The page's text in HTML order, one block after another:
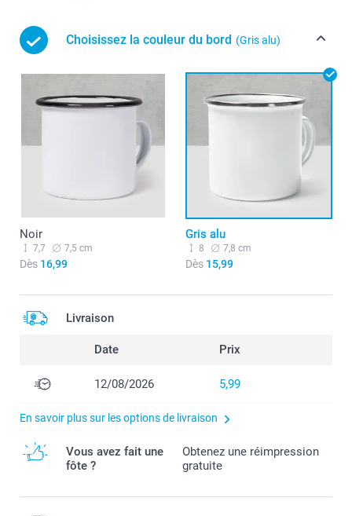
Choisissez la couleur du bord (Gris alu)
Noir
7,7 7,5 cm
Dès 16,99
Gris alu
8 7,8 cm
Dès15,99
Livraison
Date Prix
12/08/2026 5,99
En savoir plus sur les options de livraison
Vous avez fait une
fôte ?
Obtenez une réimpression
gratuite